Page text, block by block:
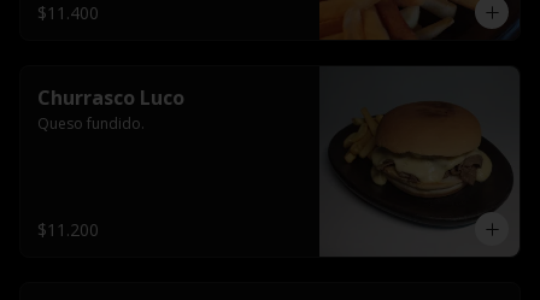
$11.400
Churrasco Luco
Queso fundido.
$11.200